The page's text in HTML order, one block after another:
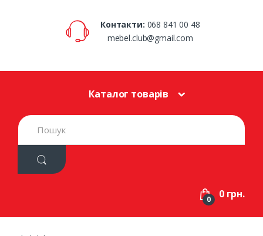
Контакти: 068 841 00 48
mebel.club@gmail.com
Каталог товарів
S
e
h
:
0 0 грн.